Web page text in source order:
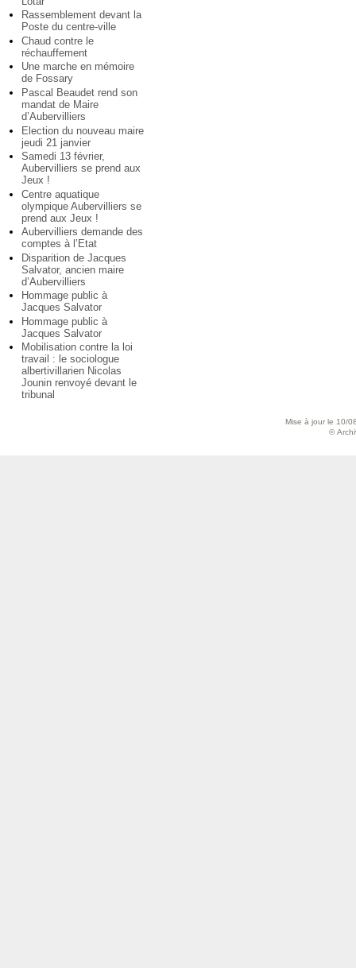
Rassemblement devant la
Poste du centre-ville
Chaud contre le
réchauffement
Une marche en mémoire
de Fossary
Pascal Beaudet rend son
mandat de Maire
d’Aubervilliers
Election du nouveau maire
jeudi 21 janvier
Samedi 13 février,
Aubervilliers se prend aux
Jeux !
Centre aquatique
olympique Aubervilliers se
prend aux Jeux !
Aubervilliers demande des
comptes à l’Etat
Disparition de Jacques
Salvator, ancien maire
d’Aubervilliers
Hommage public à
Jacques Salvator
Hommage public à
Jacques Salvator
Mobilisation contre la loi
travail : le sociologue
albertivillarien Nicolas
Jounin renvoyé devant le
tribunal
Mise à jour le 10/
©